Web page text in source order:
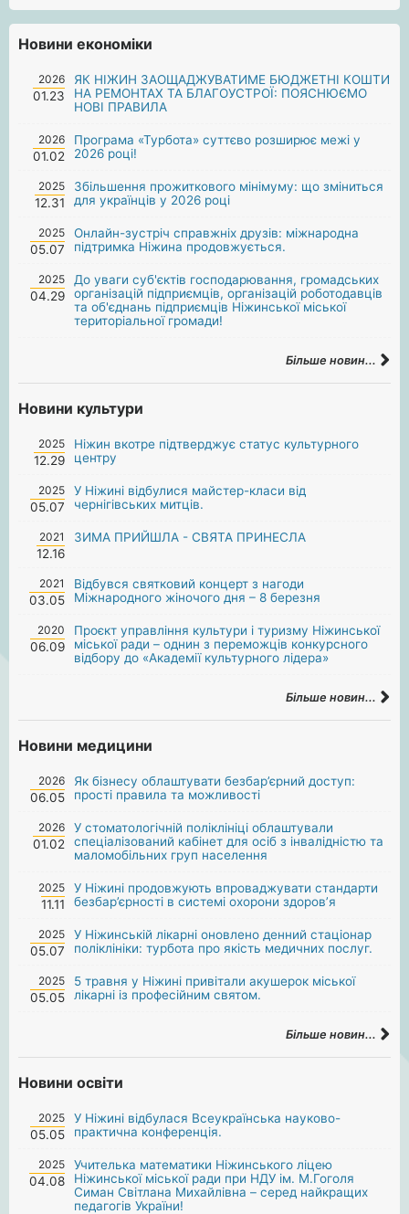
Новини економіки
2026
01.23
ЯК НІЖИН ЗАОЩАДЖУВАТИМЕ БЮДЖЕТНІ КОШТИ
НА РЕМОНТАХ ТА БЛАГОУСТРОЇ: ПОЯСНЮЄМО
НОВІ ПРАВИЛА
2026
01.02
Програма «Турбота» суттєво розширює межі у
2026 році!
2025
12.31
Збільшення прожиткового мінімуму: що зміниться
для українців у 2026 році
2025
05.07
Онлайн-зустріч справжніх друзів: міжнародна
підтримка Ніжина продовжується.
2025
04.29
До уваги суб'єктів господарювання, громадських
організацій підприємців, організацій роботодавців
та об'єднань підприємців Ніжинської міської
територіальної громади!
Більше новин...
Новини культури
2025
12.29
Ніжин вкотре підтверджує статус культурного
центру
2025
05.07
У Ніжині відбулися майстер-класи від
чернігівських митців.
2021
12.16
ЗИМА ПРИЙШЛА - СВЯТА ПРИНЕСЛА
2021
03.05
Відбувся святковий концерт з нагоди
Міжнародного жіночого дня – 8 березня
2020
06.09
Проєкт управління культури і туризму Ніжинської
міської ради – однин з переможців конкурсного
відбору до «Академії культурного лідера»
Більше новин...
Новини медицини
2026
06.05
Як бізнесу облаштувати безбар’єрний доступ:
прості правила та можливості
2026
01.02
У стоматологічній поліклініці облаштували
спеціалізований кабінет для осіб з інвалідністю та
маломобільних груп населення
2025
11.11
У Ніжині продовжують впроваджувати стандарти
безбар’єрності в системі охорони здоров’я
2025
05.07
У Ніжинській лікарні оновлено денний стаціонар
поліклініки: турбота про якість медичних послуг.
2025
05.05
5 травня у Ніжині привітали акушерок міської
лікарні із професійним святом.
Більше новин...
Новини освіти
2025
05.05
У Ніжині відбулася Всеукраїнська науково-
практична конференція.
2025
04.08
Учителька математики Ніжинського ліцею
Ніжинської міської ради при НДУ ім. М.Гоголя
Симан Світлана Михайлівна – серед найкращих
педагогів України!